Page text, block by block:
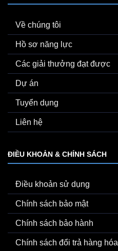
Về chúng tôi
Hồ sơ năng lực
Các giải thưởng đạt được
Dự án
Tuyển dụng
Liên hệ
ĐIỀU KHOẢN & CHÍNH SÁCH
Điều khoản sử dụng
Chính sách bảo mật
Chính sách bảo hành
Chính sách đổi trả hàng hóa